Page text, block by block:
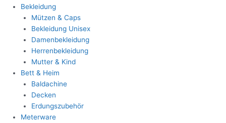
Bekleidung
Mützen & Caps
Bekleidung Unisex
Damenbekleidung
Herrenbekleidung
Mutter & Kind
Bett & Heim
Baldachine
Decken
Erdungszubehör
Meterware